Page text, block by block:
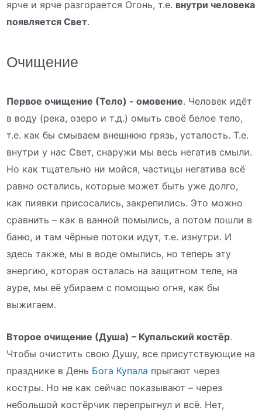
ярче и ярче разгорается Огонь, т.е. внутри человека
появляется Свет.
Очищение
Первое очищение (Тело) - омовение. Человек идёт
в воду (река, озеро и т.д.) омыть своё белое тело,
т.е. как бы смываем внешнюю грязь, усталость. Т.е.
внутри у нас Свет, снаружи мы весь негатив смыли.
Но как тщательно ни мойся, частицы негатива всё
равно остались, которые может быть уже долго,
как пиявки присосались, закрепились. Это можно
сравнить – как в ванной помылись, а потом пошли в
баню, и там чёрные потоки идут, т.е. изнутри. И
здесь также, мы в воде омылись, но теперь эту
энергию, которая осталась на защитном теле, на
ауре, мы её убираем с помощью огня, как бы
выжигаем.
Второе очищение (Душа) – Купальский костёр.
Чтобы очистить свою Душу, все присутствующие на
празднике в День Бога Купала прыгают через
костры. Но не как сейчас показывают – через
небольшой костёрчик перепрыгнул и всё. Нет,